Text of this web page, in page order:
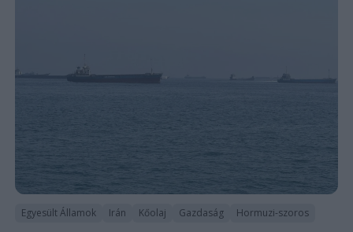
Egyesült Államok Irán Kőolaj Gazdaság Hormuzi-szoros